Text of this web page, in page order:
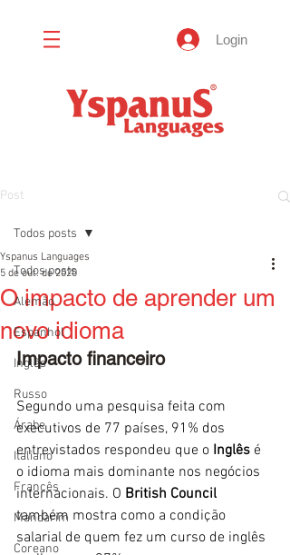
Login
Post
Todos posts
Alemão
Espanhol
Inglês
Russo
Árabe
Italiano
Francês
Mandarim
Coreano
Todos posts
O impacto de aprender um
novo idioma
Yspanus Languages
5 de out. de 2020
Impacto financeiro
Segundo uma pesquisa feita com
executivos de 77 países, 91% dos
entrevistados respondeu que o Inglês é
o idioma mais dominante nos negócios
internacionais. O British Council
também mostra como a condição
salarial de quem fez um curso de inglês